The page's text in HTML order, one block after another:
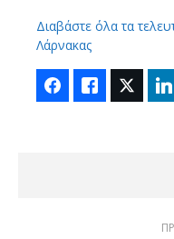
Διαβάστε όλα τα
Λάρνακας
FacebookLike Twitter